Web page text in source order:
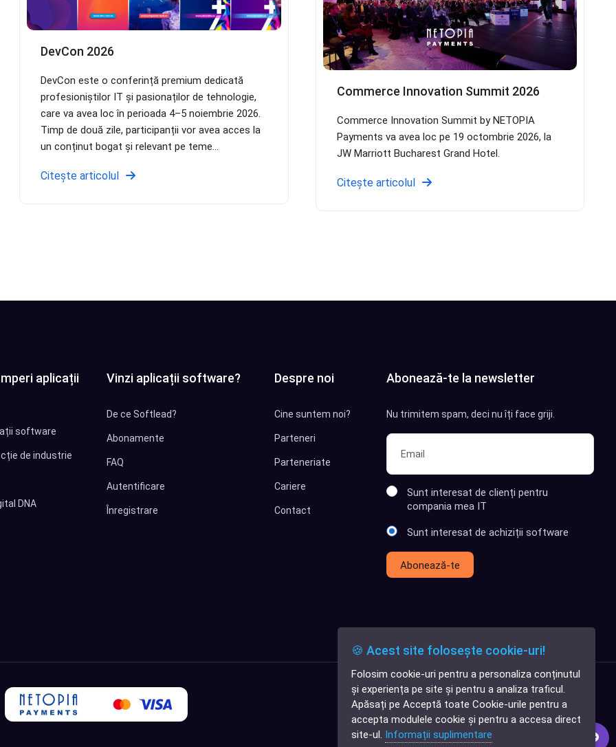
✕
Cauți o aplicație
software?
DevCon 2026
DevCon este o conferință premium dedicată
profesioniștilor IT și pasionaților de tehnologie,
care va avea loc în perioada 4–5 noiembrie 2026.
Timp de două zile, participanții vor avea acces la
un conținut bogat și relevant pe teme...
Citește articolul
Commerce Innovation Summit 2026
Commerce Innovation Summit by NETOPIA
Payments va avea loc pe 19 octombrie 2026, la
JW Marriott Bucharest Grand Hotel.
Citește articolul
aplicații
software
de industrie
DNA
Vinzi aplicații software?
De ce Softlead?
Abonamente
FAQ
Autentificare
Înregistrare
Despre noi
Cine suntem noi?
Parteneri
Parteneriate
Cariere
Contact
Abonează-te la newsletter
Nu trimitem spam, deci nu îți face griji.
Sunt interesat de clienți pentru
compania mea IT
Sunt interesat de achiziții software
Abonează-te
🍪 Acest site folosește cookie-uri!
Folosim cookie-uri pentru a personaliza conținutul
și experiența pe site și pentru a analiza traficul.
Apăsați pe Acceptă toate Cookie-urile pentru a
accepta modulele cookie și pentru a accesa direct
site-ul. Informații suplimentare